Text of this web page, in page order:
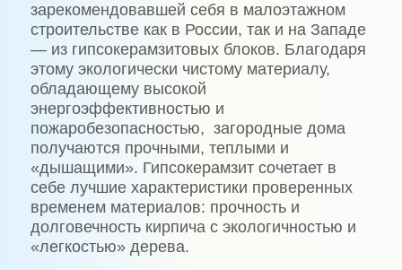
зарекомендовавшей себя в малоэтажном
строительстве как в России, так и на Западе
— из гипсокерамзитовых блоков. Благодаря
этому экологически чистому материалу,
обладающему высокой
энергоэффективностью и
пожаробезопасностью, загородные дома
получаются прочными, теплыми и
«дышащими». Гипсокерамзит сочетает в
себе лучшие характеристики проверенных
временем материалов: прочность и
долговечность кирпича с экологичностью и
«легкостью» дерева.